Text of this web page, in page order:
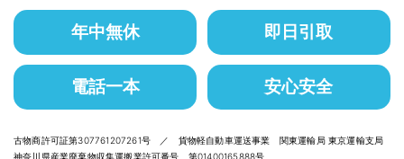
年中無休 即日引取
電話一本 安心安全
古物商許可証第307761207261号 ／ 貨物軽自動車運送事業 関東運輸局 東京運輸支局
神奈川県産業廃棄物収集運搬業許可番号 第01400165888号